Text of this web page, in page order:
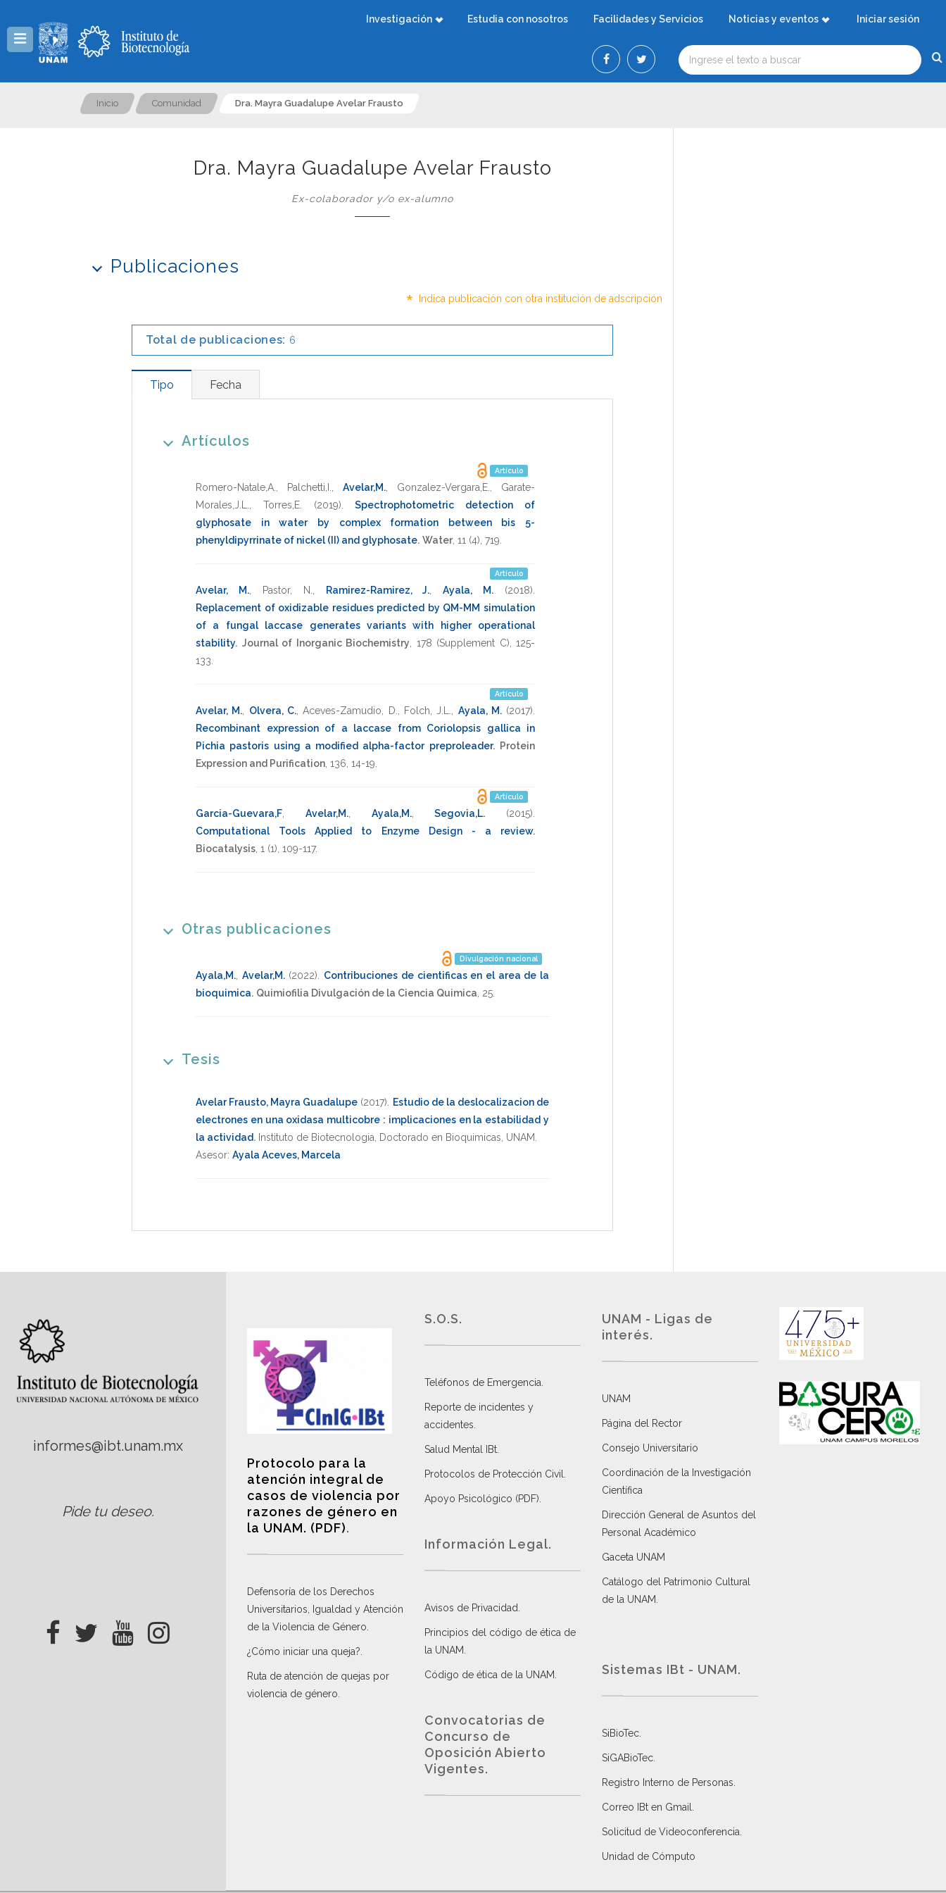
Investigación Estudia con nosotros Facilidades y Servicios Noticias y eventos Iniciar sesión
Inicio Comunidad Dra. Mayra Guadalupe Avelar Frausto
Dra. Mayra Guadalupe Avelar Frausto
Ex-colaborador y/o ex-alumno
Publicaciones
* Indica publicación con otra institución de adscripción
Total de publicaciones: 6
Tipo Fecha
Artículos
Artículo
Romero-Natale,A. Palchetti,I. Avelar,M. Gonzalez-Vergara,E.
Garate-
Morales,J.L.
Torres,E. (2019) .Spectrophotometric detection of
glyphosate in water by complex formation between bis 5-
phenyldipyrrinate of nickel (II) and glyphosate. Water, 11 (4), 719
Artículo
Avelar, M., Pastor, N. Ramirez-Ramirez, J. ,Ayala, M. (2018)
Replacement of oxidizable residues predicted by QM-MM simulation
of a fungal laccase generates variants with higher operational
stability. Journal of Inorganic Biochemistry 178 (Supplement C), 125-
133
Artículo
Avelar, M. Olvera, C.,Aceves-Zamudio, D. Folch, J.L. Ayala, M. (2017)
Recombinant expression of a laccase from Coriolopsis gallica in
Pichia pastoris using a modified alpha-factor preproleader. Protein
Expression and Purification 136 14-19
Artículo
Garcia-Guevara,F Avelar,M., Ayala,M.,Segovia,L. (2015)
Computational Tools Applied to Enzyme Design - a review.
Biocatalysis 1 (1), 109-117.
Otras publicaciones
Divulgación nacional
Ayala,M. Avelar,M. (2022)
Contribuciones de cientificas en el area de la
bioquimica. Quimiofilia Divulgación de la Ciencia Quimica 25
Tesis
Avelar Frausto, Mayra Guadalupe (2017)
Estudio de la deslocalizacion de
electrones en una oxidasa multicobre : implicaciones en la estabilidad y
la actividad. Instituto de Biotecnologia Doctorado en Bioquimicas UNAM
Asesor: Ayala Aceves, Marcela
informes@ibt.unam.mx
Pide tu deseo.
Protocolo para la
atención integral de
casos de violencia por
razones de género en
la UNAM. (PDF).
Defensoría de los Derechos
Universitarios, Igualdad y Atención
de la Violencia de Género
¿Cómo iniciar una queja?
Ruta de atención de quejas por
violencia de género
S.O.S.
Teléfonos de Emergencia.
Reporte de incidentes y
accidentes
Salud Mental IBt
Protocolos de Protección Civil
Apoyo Psicológico (PDF)
Información Legal.
Avisos de Privacidad
Principios del código de ética de
la UNAM
Código de ética de la UNAM
Convocatorias de
Concurso de
Oposición Abierto
Vigentes.
UNAM - Ligas de
interés.
UNAM
Página del Rector
Consejo Universitario
Coordinación de la Investigación
Científica
Dirección General de Asuntos del
Personal Académico
Gaceta UNAM
Catálogo del Patrimonio Cultural
de la UNAM.
Sistemas IBt - UNAM.
SiBioTec
SiGABioTec.
Registro Interno de Personas
Correo IBt en Gmail
Solicitud de Videoconferencia.
Unidad de Cómputo